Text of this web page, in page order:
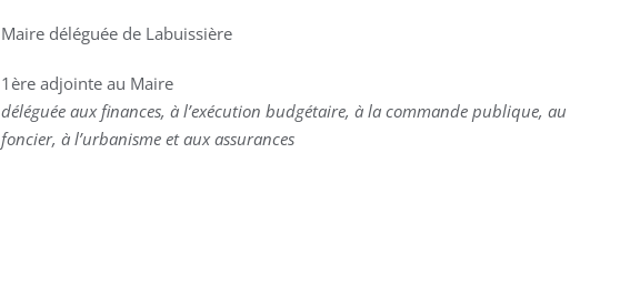
Maire déléguée de Labuissière
1ère adjointe au Maire
déléguée aux finances, à l’exécution budgétaire, à la commande publique, au
foncier, à l’urbanisme et aux assurances